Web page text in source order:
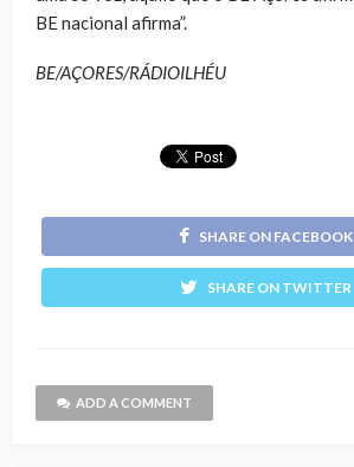
BE nacional afirma”.
BE/AÇORES/RÁDIOILHÉU
SHARE ON FACEBOOK
SHARE ON TWITTER
ADD A COMMENT